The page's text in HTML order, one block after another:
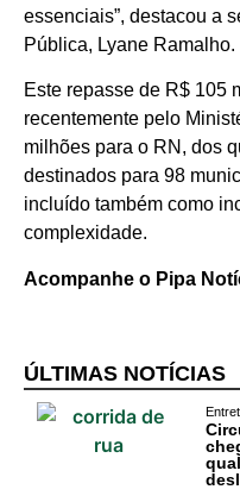
essenciais”, destacou a
Pública, Lyane Ramalho.
Este repasse de R$ 105
recentemente pelo
milhões para o RN, dos
destinados para 98
incluído também como
complexidade.
Acompanhe o Pipa
ÚLTIMAS NOTÍCIAS